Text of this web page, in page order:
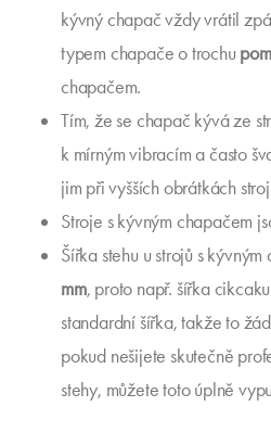
kývný chapač vždy vrátil
typem chapače o trochu
chapačem.
Tím, že se chapač kývá ze
k mírným vibracím a často
jim při vyšších obrátkách
Stroje s kývným chapačem
Šířka stehu u strojů s
mm, proto např. šířka
standardní šířka, takže to
pokud nešijete skutečně
stehy, můžete toto úplně